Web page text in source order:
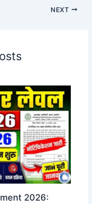
NEXT
2026: